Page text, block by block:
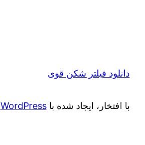
دانلود فیلتر شکن قوی
با افتخار، ایجاد شده باWordPress